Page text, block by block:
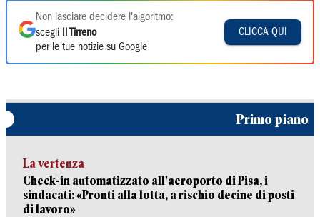
Non lasciare decidere l'algoritmo:
scegli
Il Tirreno
per le tue notizie su Google
CLICCA QUI
Primo piano
La vertenza
Check-in automatizzato all'aeroporto di Pisa, i
sindacati: «Pronti alla lotta, a rischio decine di posti
di lavoro»